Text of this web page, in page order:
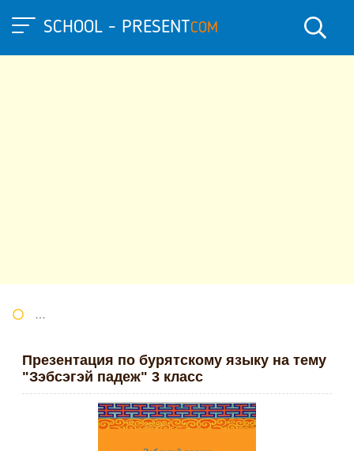
SCHOOL - PRESENTCOM
Презентация по бурятскому языку на тему
"Зэбсэгэй падеж" 3 класс